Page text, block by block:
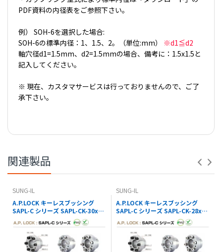
PDF資料の内径表をご参照下さい。
例） SOH-6を選択した場合:
SOH-6の標準内径：1、1.5、2。（単位:mm）
※d1≦d2
軸穴径d1=1.5mm、d2=1.5mmの場合、備考に：1.5x1.5と
記入してください。
※ 現在、カスタマサービスは行っておりませんので、ご了
承下さい。
【 PDFダウンロード02 】
関連製品
SUNG-IL
A.P.LOCK キーレスブッシング
SAPL-C シリーズ SAPL-CK-30x41
SUNG-IL
A.P.LOCK キーレスブッシング
SAPL-C シリーズ SAPL-CK-28x39